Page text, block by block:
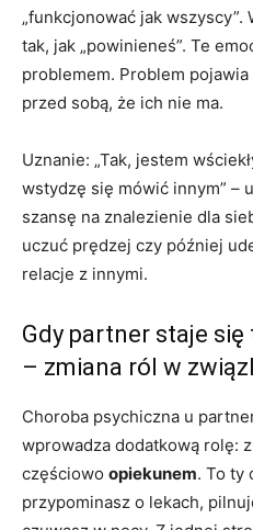
„funkcjonować jak
tak, jak „powinieneś”. Te
problemem. Problem
przed sobą, że ich nie ma.
Uznanie: „Tak, jestem
wstydzę się mówić innym” –
szansę na znalezienie dla
uczuć prędzej czy później
relacje z innymi.
Gdy partner staje się
– zmiana ról w
Choroba psychiczna u
wprowadza dodatkową rolę:
częściowo opiekunem. To ty
przypominasz o lekach,